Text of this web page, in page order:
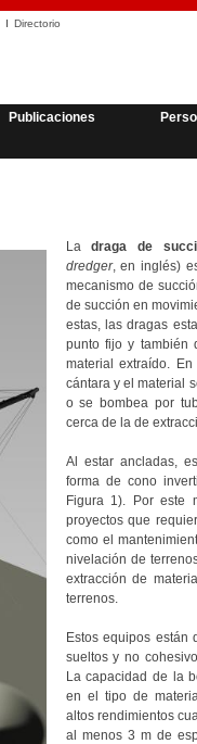
Directorio
Publicaciones
Ladraga de
dredger, en inglés)
mecanismo de
de succión en
estas, las dragas
punto fijo y también
material extraído.
cántara y el material
o se bombea por
cerca de la de
Al estar ancladas,
forma de cono
Figura 1). Por este
proyectos que
como el
nivelación de
extracción de
terrenos.
Estos equipos están
sueltos y no
La capacidad de la
en el tipo de
altos rendimientos
al menos 3 m de